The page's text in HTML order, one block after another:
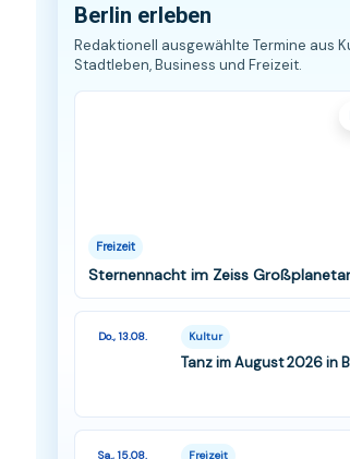
Berlin erleben
Redaktionell ausgewählte Termine aus
Stadtleben, Business und Freizeit.
Freizeit
Sternennacht im Zeiss
Do., 13.08. Kultur
Tanz im August 2026 in
Sa., 15.08. Freizeit